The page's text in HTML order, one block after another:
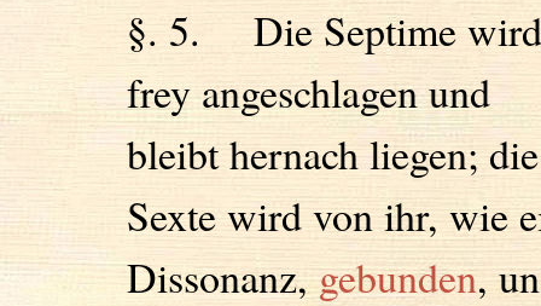
§. 5. Die Septime wird
frey angeschlagen und
bleibt hernach liegen; die
Sexte wird von ihr, wie
Dissonanz,gebunden,